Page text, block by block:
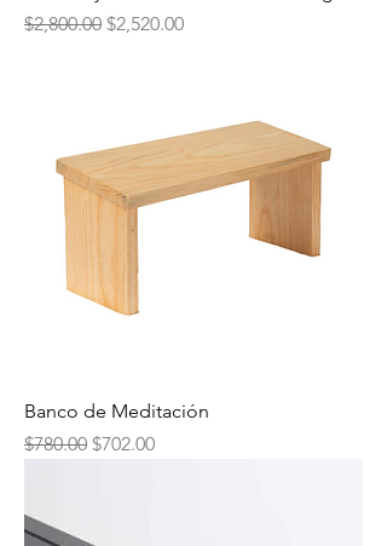
Precio
$2,800.00 Precio de oferta
$2,520.00
Banco de Meditación
Precio
$780.00 Precio de oferta
$702.00